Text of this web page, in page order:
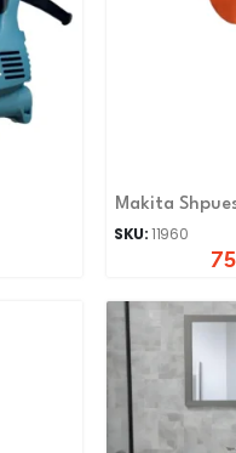
Makita
SKU:11960